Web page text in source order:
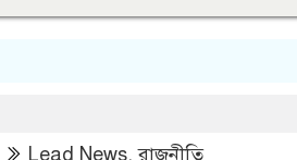
Lead News,রাজনীতি